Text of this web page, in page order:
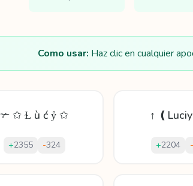
Como usar: Haz clic en cualquier
✃ ✩ Ɫ ù ć ẙ ✩
+2355 -324
↑
+2204 -